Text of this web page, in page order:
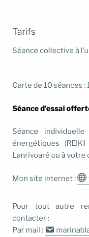
Tarifs
Séance collective à
Carte de 10 séances :
Séance d’essai
Séance
énergétiques
Lanrivoaré ou à votre
Mon site internet :
Pour tout autre
contacter :
Par mail :